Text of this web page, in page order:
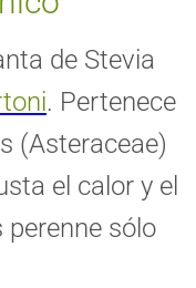
de Stevia
. Pertenece
(Asteraceae)
el calor y el
perenne sólo